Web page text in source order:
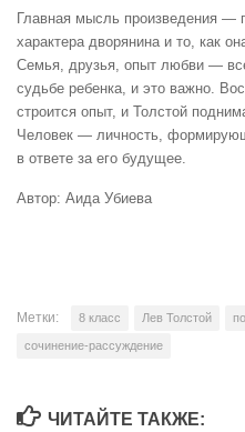
Главная мысль произведения —
характера дворянина и то, как
Семья, друзья, опыт любви —
судьбе ребенка, и это важно.
строится опыт, и Толстой
Человек — личность,
в ответе за его будущее.
Автор: Аида Убиева
Метки: 8 класс Лев Толстой
сочинение-рассуждение
ЧИТАЙТЕ ТАКЖЕ: